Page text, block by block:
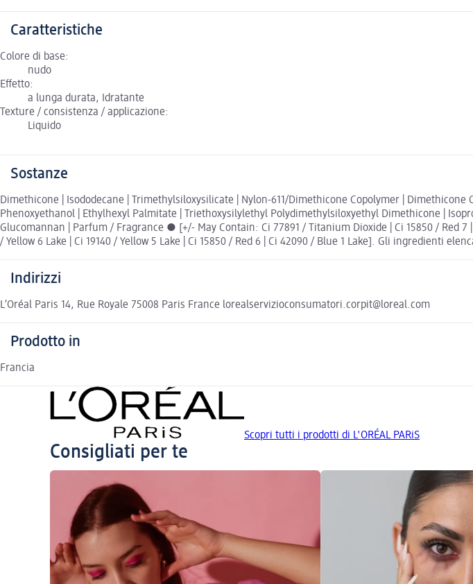
Caratteristiche
Colore di base:
nudo
Effetto:
a lunga durata, Idratante
Texture / consistenza / applicazione:
Liquido
Sostanze
Dimethicone | Isododecane | Trimethylsiloxysilicate | Nylon-611/Dimethicone Copolymer |
Phenoxyethanol | Ethylhexyl Palmitate | Triethoxysilylethyl Polydimethylsiloxyethyl Dimethicone |
Glucomannan | Parfum / Fragrance ● [+/- May Contain: Ci 77891 / Titanium Dioxide | Ci 15850 / Red 7
/ Yellow 6 Lake | Ci 19140 / Yellow 5 Lake | Ci 15850 / Red 6 | Ci 42090 / Blue 1 Lake]. Gli ingredienti
Indirizzi
L’Oréal Paris 14, Rue Royale 75008 Paris France lorealservizioconsumatori.corpit@loreal.com
Prodotto in
Francia
Scopri tutti i prodotti di L'ORÉAL PARiS
Consigliati per te